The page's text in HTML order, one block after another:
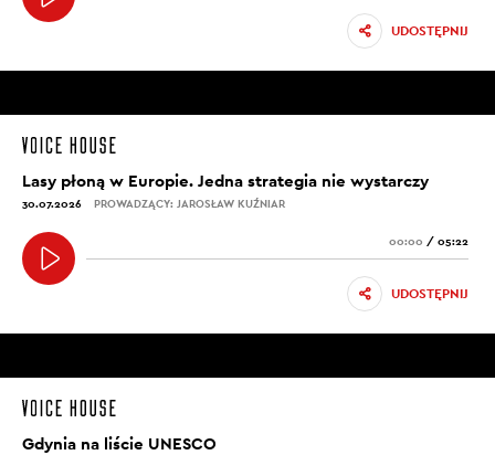
UDOSTĘPNIJ
Lasy płoną w Europie. Jedna strategia nie wystarczy
30.07.2026 PROWADZĄCY: JAROSŁAW KUŹNIAR
00:00 / 05:22
UDOSTĘPNIJ
Gdynia na liście UNESCO